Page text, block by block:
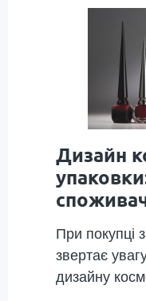
Дизайн
При покупці
звертає
дизайну